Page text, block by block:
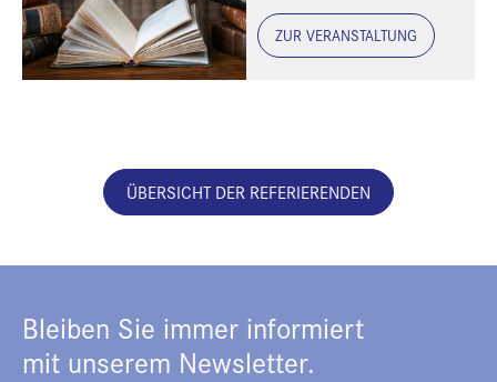
ZUR VERANSTALTUNG
ÜBERSICHT DER REFERIERENDEN
Bleiben Sie immer informiert
mit unserem Newsletter.